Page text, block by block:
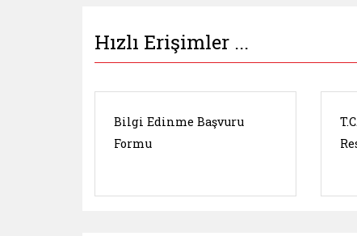
Hızlı Erişimler ...
Bilgi Edinme Başvuru
Formu